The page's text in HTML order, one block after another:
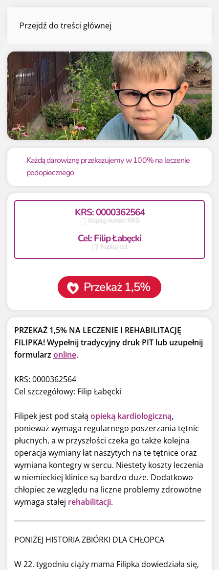
Przejdź do treści głównejFilip Łabęcki
Mamy już
100.00 zł
Potrzebujemy
35 000 zł
0.29%
Każdą darowiznę przekazujemy w 100% na leczenie
podopiecznego
KRS: 0000362564
Kopiuj numer KRS
Cel: Filip Łabęcki
Kopiuj cel
Przekaż 1,5%
PRZEKAŻ 1,5% NA LECZENIE I REHABILITACJĘ
FILIPKA!Wypełnij tradycyjny druk PIT lub uzupełnij
formularzonline.
KRS: 0000362564
Cel szczegółowy: Filip Łabęcki
Filipek jest pod stałą opieką kardiologiczną,
ponieważ wymaga regularnego poszerzania tętnic
płucnych, a w przyszłości czeka go także kolejna
operacja wymiany łat naszytych na te tętnice oraz
wymiana kontegry w sercu. Niestety koszty leczenia
w niemieckiej klinice są bardzo duże. Dodatkowo
chłopiec ze względu na liczne problemy zdrowotne
wymaga stałej rehabilitacji.
PONIŻEJ HISTORIA ZBIÓRKI DLA CHŁOPCA
W 22. tygodniu ciąży mama Filipka dowiedziała się,